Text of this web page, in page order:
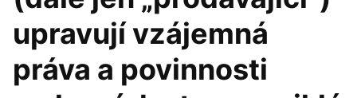
upravují vzájemná
práva a povinnosti